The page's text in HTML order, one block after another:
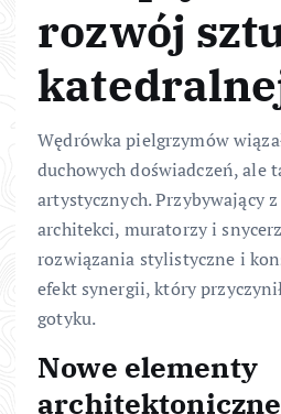
rozwój
Wędrówka pielgrzymów
duchowych doświadczeń, ale
artystycznych. Przybywający
architekci, muratorzy i
rozwiązania stylistyczne i
efekt synergii, który
gotyku.
Nowe elementy
architektoniczne